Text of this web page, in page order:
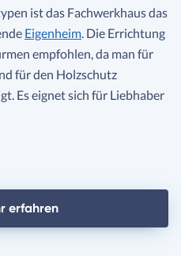
ist das Fachwerkhaus das
Eigenheim. Die Errichtung
empfohlen, da man für
für den Holzschutz
Es eignet sich für Liebhaber
erfahren